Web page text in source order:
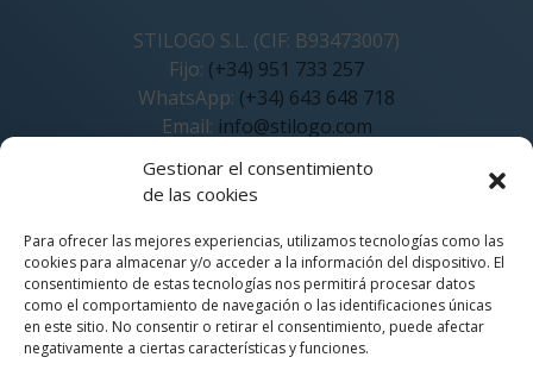
Gestionar el consentimiento
de las cookies
Para ofrecer las mejores experiencias, utilizamos tecnologías como las
cookies para almacenar y/o acceder a la información del dispositivo. El
consentimiento de estas tecnologías nos permitirá procesar datos
como el comportamiento de navegación o las identificaciones únicas
en este sitio. No consentir o retirar el consentimiento, puede afectar
negativamente a ciertas características y funciones.
STILOGO S.L. (CIF: B93473007)
Fijo: (+34) 951 733 257
WhatsApp: (+34) 643 648 718
Email: info@stilogo.com
Stíblogo
Socios fundadores
Mapa web
Protección de datos y confidencialidad
Política de cookies (UE)